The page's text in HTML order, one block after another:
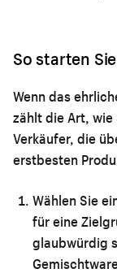
So starten
Wenn das
zählt die Art, wie
Verkäufer, die
erstbesten
Wählen Sie
für eine
glaubwürdig